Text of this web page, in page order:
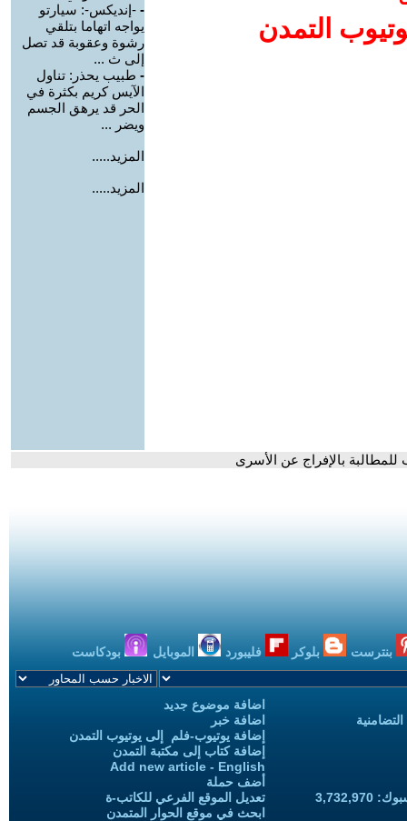
التمدن
- -إنديكس-: سيارتو
يواجه اتهاما بتلقي
رشوة وعقوبة قد تصل
إلى ث ...
- طبيب يحذر: تناول
الآيس كريم بكثرة في
الحر قد يرهق الجسم
ويضر ...
المزيد.....
المزيد.....
بالإفراج عن الأسرى
بنترست بلوكر فليبورد الموبايل بودكاست
اضافة موضوع جديد
اضافة خبر
إضافة يوتيوب-فلم إلى يوتيوب التمدن
إضافة كتاب إلى مكتبة التمدن
Add new article - English
أضف حملة
تعديل الموقع الفرعي للكاتب-ة
ابحث في موقع الحوار المتمدن